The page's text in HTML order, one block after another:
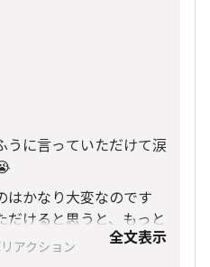
うに言っていただけて涙
はかなり大変なのです
けると思うと、もっと
配信時間ギリギリまで構
アクション 全文表示